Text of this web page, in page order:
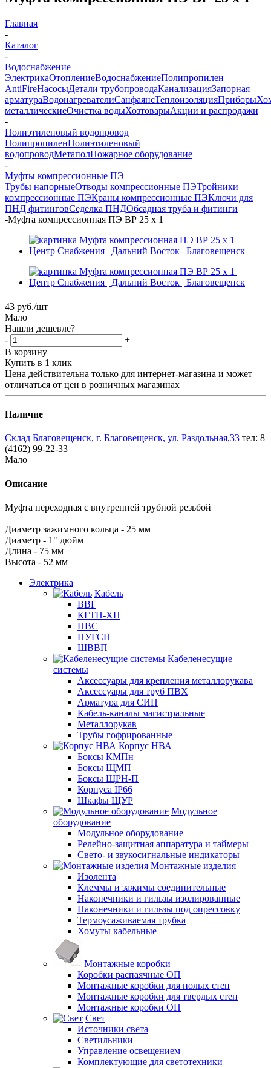
Главная
-
Каталог
-
Водоснабжение
ЭлектрикаОтоплениеВодоснабжениеПолипропилен
AntiFireНасосыДетали трубопроводаКанализацияЗапорная
арматураВодонагревателиСанфаянсТеплоизоляцияПриборы
металлическиеОчистка водыХозтоварыАкции и распродажи
-
Полиэтиленовый водопровод
ПолипропиленПолиэтиленовый
водопроводМетаполПожарное оборудование
-
Муфты компрессионные ПЭ
Трубы напорныеОтводы компрессионные ПЭТройники
компрессионные ПЭКраны компрессионные ПЭКлючи для
ПНД фитинговСеделка ПНДОбсадная труба и фитинги
-Муфта компрессионная ПЭ ВР 25 х 1
43 руб./шт
Мало
Нашли дешевле?
-
+
В корзину
Купить в 1 клик
Цена действительна только для интернет-магазина и может
отличаться от цен в розничных магазинах
Наличие
Склад Благовещенск, г. Благовещенск, ул. Раздольная,33 тел: 8
(4162) 99-22-33
Мало
Описание
Муфта переходная с внутренней трубной резьбой
Диаметр зажимного кольца - 25 мм
Диаметр - 1" дюйм
Длина - 75 мм
Высота - 52 мм
Электрика
Кабель
ВВГ
КГТП-ХП
ПВС
ПУГСП
ШВВП
Кабеленесущие
системы
Аксессуары для крепления металлорукава
Аксессуары для труб ПВХ
Арматура для СИП
Кабель-каналы магистральные
Металлорукав
Трубы гофрированные
Корпус НВА
Боксы КМПн
Боксы ЩМП
Боксы ЩРН-П
Корпуса IP66
Шкафы ЩУР
Модульное
оборудование
Модульное оборудование
Релейно-защитная аппаратура и таймеры
Свето- и звукосигнальные индикаторы
Монтажные изделия
Изолента
Клеммы и зажимы соединительные
Наконечники и гильзы изолированные
Наконечники и гильзы под опрессовку
Термоусаживаемая трубка
Хомуты кабельные
Монтажные коробки
Коробки распаячные ОП
Монтажные коробки для полых стен
Монтажные коробки для твердых стен
Монтажные коробки ОП
Свет
Источники света
Светильники
Управление освещением
Комплектующие для светотехники